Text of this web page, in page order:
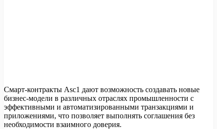
Смарт-контракты Asc1 дают возможность создавать новые
бизнес-модели в различных отраслях промышленности с
эффективными и автоматизированными транзакциями и
приложениями, что позволяет выполнять соглашения без
необходимости взаимного доверия.